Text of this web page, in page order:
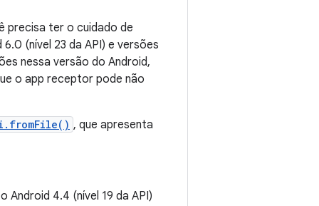
precisa ter o cuidado de
(nível 23 da API) e versões
nessa versão do Android,
o app receptor pode não
, que apresenta
Android 4.4 (nível 19 da API)